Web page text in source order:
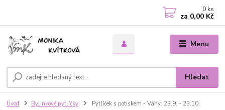
Menu
Hledat
0 ks
za 0,00 Kč
Úvod Bylinkové pytlíčky Pytlíček s potiskem - Váhy: 23.9. - 23.10.